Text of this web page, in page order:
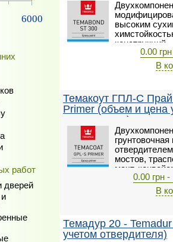
6000
работ
дверей
высоким
конструкций.
0.00
В
Темакоут ГПЛ-С
Primer (объем и цена
отвердителя)
мостов,
мачт,
0.00 грн
В
Темадур 20 -
учетом отвердителя)